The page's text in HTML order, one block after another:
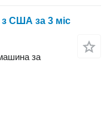
з США за 3 міс
за